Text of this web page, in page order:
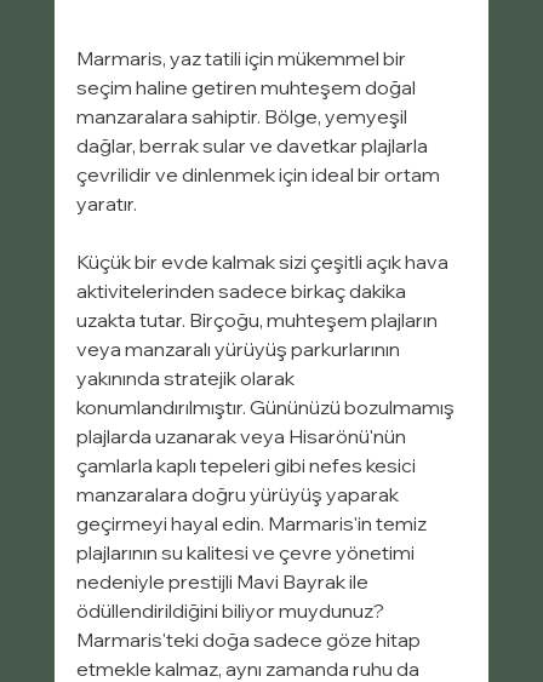
Marmaris, yaz tatili için mükemmel bir
seçim haline getiren muhteşem doğal
manzaralara sahiptir. Bölge, yemyeşil
dağlar, berrak sular ve davetkar plajlarla
çevrilidir ve dinlenmek için ideal bir ortam
yaratır.
Küçük bir evde kalmak sizi çeşitli açık hava
aktivitelerinden sadece birkaç dakika
uzakta tutar. Birçoğu, muhteşem plajların
veya manzaralı yürüyüş parkurlarının
yakınında stratejik olarak
konumlandırılmıştır. Gününüzü bozulmamış
plajlarda uzanarak veya Hisarönü'nün
çamlarla kaplı tepeleri gibi nefes kesici
manzaralara doğru yürüyüş yaparak
geçirmeyi hayal edin. Marmaris'in temiz
plajlarının su kalitesi ve çevre yönetimi
nedeniyle prestijli Mavi Bayrak ile
ödüllendirildiğini biliyor muydunuz?
Marmaris'teki doğa sadece göze hitap
etmekle kalmaz, aynı zamanda ruhu da